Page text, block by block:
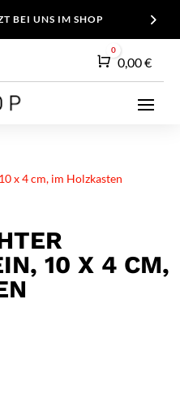
BEI UNS IM SHOP
Warenkorb
0
0,00€
10 X 4 CM,